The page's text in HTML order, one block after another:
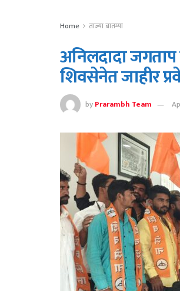
Home ताज्या बातम्या
अनिलदादा
शिवसेनेत जाहीर
byPrarambh Team